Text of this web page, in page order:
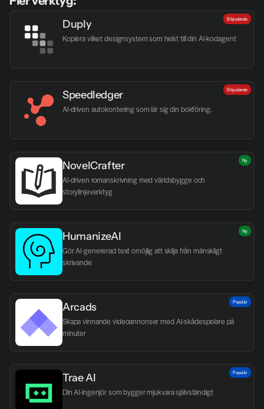
Duply
Kopiera vilket designsystem som helst till din AI-kodagent
Erbjudande
Speedledger
AI-driven autokontering som lär sig din bokföring.
Erbjudande
NovelCrafter
AI-driven romanskrivning med världsbygge och
storylinjeverktyg
Ny
HumanizeAI
Gör AI-genererad text omöjlig att skilja från mänskligt
skrivande
Ny
Arcads
Skapa vinnande videoannonser med AI-skådespelare på
minuter
Populär
Trae AI
Din AI-ingenjör som bygger mjukvara självständigt
Populär